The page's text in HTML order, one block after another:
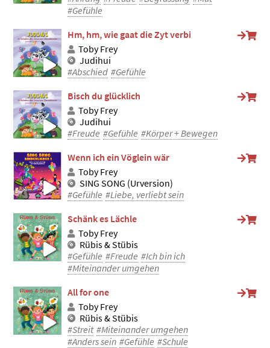
#Gefühle
Hm, hm, wie gaat die Zyt verbi
Toby Frey
Judihui
#Abschied #Gefühle
Bisch du glücklich
Toby Frey
Judihui
#Freude #Gefühle #Körper + Bewegen
Wenn ich ein Vöglein wär
Toby Frey
SING SONG (Urversion)
#Gefühle #Liebe, verliebt sein
Schänk es Lächle
Toby Frey
Rübis & Stübis
#Gefühle #Freude #Ich bin ich
#Miteinander umgehen
All for one
Toby Frey
Rübis & Stübis
#Streit #Miteinander umgehen
#Anders sein #Gefühle #Schule